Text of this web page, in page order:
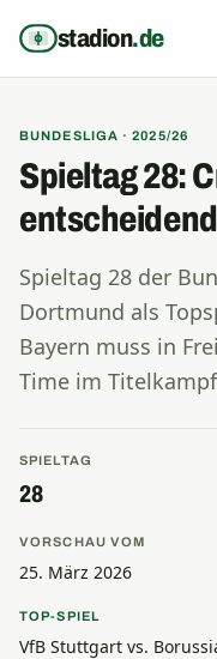
stadion.de
BUNDESLIGA · 2025/26
Spieltag 28:
Spieltag 28 der
Dortmund als
Bayern muss in
Time im
SPIELTAG
28
VORSCHAU VOM
25. März 2026
TOP-SPIEL
VfB Stuttgart vs.